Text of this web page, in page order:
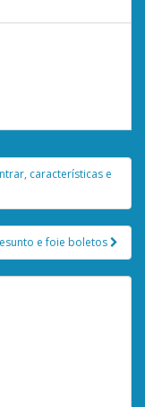
características e
e foie boletos